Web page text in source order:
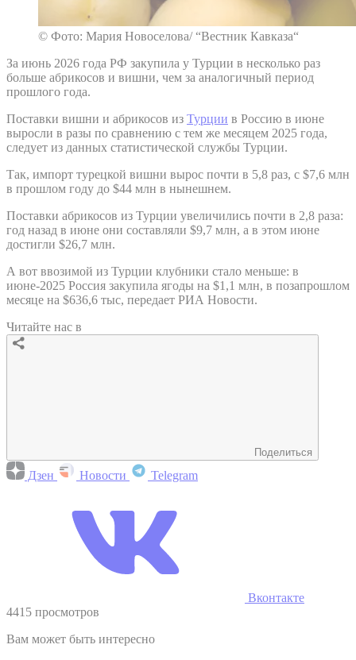
© Фото: Мария Новоселова/ “Вестник Кавказа“
За июнь 2026 года РФ закупила у Турции в несколько раз
больше абрикосов и вишни, чем за аналогичный период
прошлого года.
Поставки вишни и абрикосов из Турции в Россию в июне
выросли в разы по сравнению с тем же месяцем 2025 года,
следует из данных статистической службы Турции.
Так, импорт турецкой вишни вырос почти в 5,8 раз, с $7,6 млн
в прошлом году до $44 млн в нынешнем.
Поставки абрикосов из Турции увеличились почти в 2,8 раза:
год назад в июне они составляли $9,7 млн, а в этом июне
достигли $26,7 млн.
А вот ввозимой из Турции клубники стало меньше: в
июне-2025 Россия закупила ягоды на $1,1 млн, в позапрошлом
месяце на $636,6 тыс, передает РИА Новости.
Читайте нас в
Поделиться
Дзен Новости Telegram
Вконтакте
4415 просмотров
Вам может быть интересно